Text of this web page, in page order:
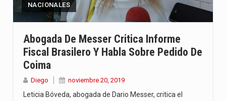
NACIONALES
Abogada De Messer Critica Informe
Fiscal Brasilero Y Habla Sobre Pedido De
Coima
Diego noviembre 20, 2019
Leticia Bóveda, abogada de Dario Messer, critica el